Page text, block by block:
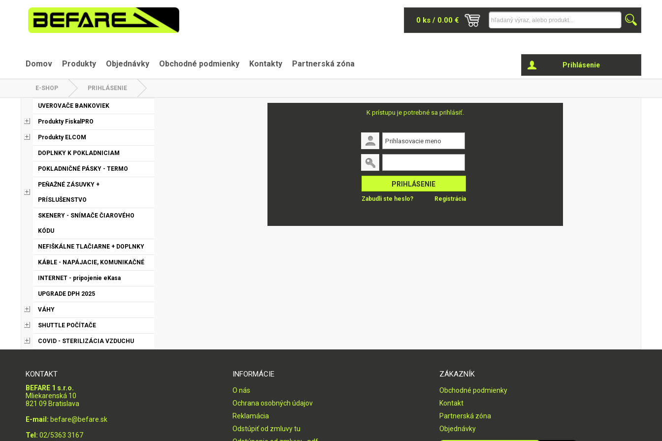
0 ks / 0.00 €
Domov Produkty Objednávky Obchodné podmienky Kontakty Partnerská zóna Prihlásenie
E-SHOP PRIHLÁSENIE
UVEROVAČE BANKOVIEK
Produkty FiskalPRO
Produkty ELCOM
DOPLNKY K POKLADNICIAM
POKLADNIČNÉ PÁSKY - TERMO
PEŇAŽNÉ ZÁSUVKY +
PRÍSLUŠENSTVO
SKENERY - SNÍMAČE ČIAROVÉHO
KÓDU
NEFIŠKÁLNE TLAČIARNE + DOPLNKY
KÁBLE - NAPÁJACIE, KOMUNIKAČNÉ
INTERNET - pripojenie eKasa
UPGRADE DPH 2025
VÁHY
SHUTTLE POČÍTAČE
COVID - STERILIZÁCIA VZDUCHU
K prístupu je potrebné sa prihlásiť.
PRIHLÁSENIE
Registrácia
Zabudli ste heslo?
KONTAKT
BEFARE 1 s.r.o.
Mliekarenská 10
821 09 Bratislava
E-mail: befare@befare.sk
Tel: 02/5363 3167
INFORMÁCIE
O nás
Ochrana osobných údajov
Reklamácia
Odstúpiť od zmluvy tu
ZÁKAZNÍK
Obchodné podmienky
Kontakt
Partnerská zóna
Objednávky